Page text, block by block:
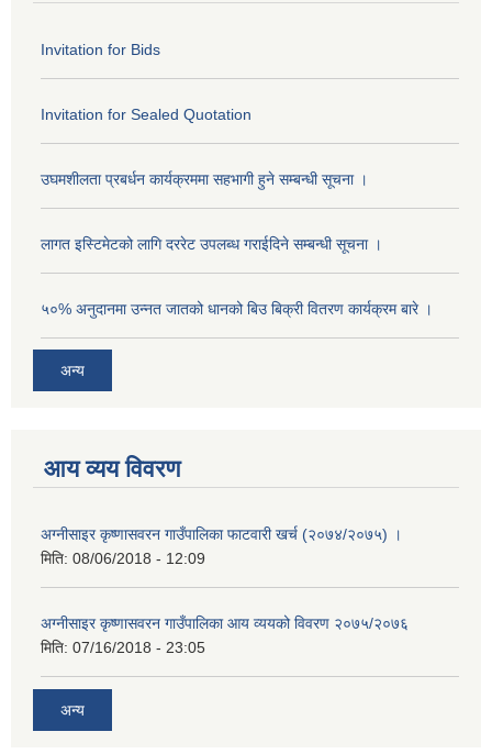
Invitation for Bids
Invitation for Sealed Quotation
उघमशीलता प्रबर्धन कार्यक्रममा सहभागी हुने सम्बन्धी सूचना ।
लागत इस्टिमेटको लागि दररेट उपलब्ध गराईदिने सम्बन्धी सूचना ।
५०% अनुदानमा उन्नत जातको धानको बिउ बिक्री वितरण कार्यक्रम बारे ।
अन्य
आय व्यय विवरण
अग्नीसाइर कृष्णासवरन गाउँपालिका फाटवारी खर्च (२०७४/२०७५) ।
मिति: 08/06/2018 - 12:09
अग्नीसाइर कृष्णासवरन गाउँपालिका आय व्ययको विवरण २०७५/२०७६
मिति: 07/16/2018 - 23:05
अन्य